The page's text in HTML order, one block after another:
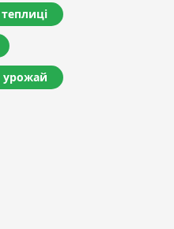
теплиці
урожай